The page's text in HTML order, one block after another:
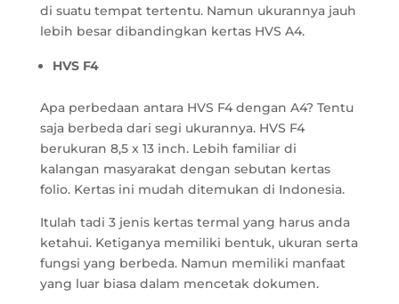
di suatu tempat tertentu. Namun ukurannya jauh
lebih besar dibandingkan kertas HVS A4.
HVS F4
Apa perbedaan antara HVS F4 dengan A4? Tentu
saja berbeda dari segi ukurannya. HVS F4
berukuran 8,5 x 13 inch. Lebih familiar di
kalangan masyarakat dengan sebutan kertas
folio. Kertas ini mudah ditemukan di Indonesia.
Itulah tadi 3 jenis kertas termal yang harus anda
ketahui. Ketiganya memiliki bentuk, ukuran serta
fungsi yang berbeda. Namun memiliki manfaat
yang luar biasa dalam mencetak dokumen.